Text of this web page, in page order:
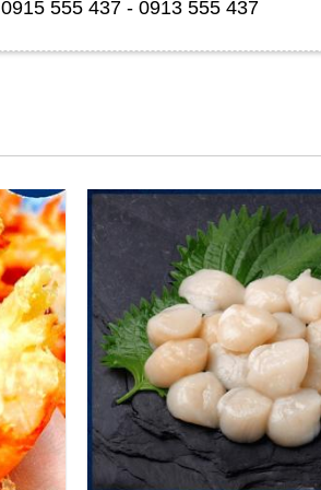
0915 555 437 - 0913 555 437